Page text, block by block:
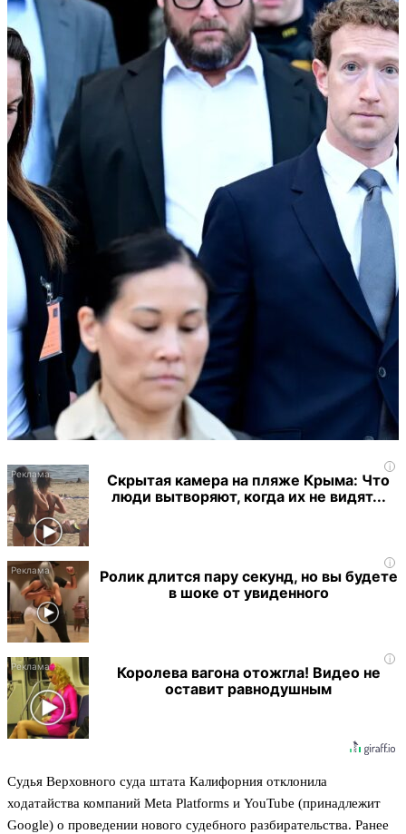
i
Скрытая камера на пляже Крыма: Что
люди вытворяют, когда их не видят...
i
Ролик длится пару секунд, но вы будете
в шоке от увиденного
i
Королева вагона отожгла! Видео не
оставит равнодушным
Судья Верховного суда штата Калифорния отклонила
ходатайства компаний Meta Platforms и YouTube (принадлежит
Google) о проведении нового судебного разбирательства. Ранее